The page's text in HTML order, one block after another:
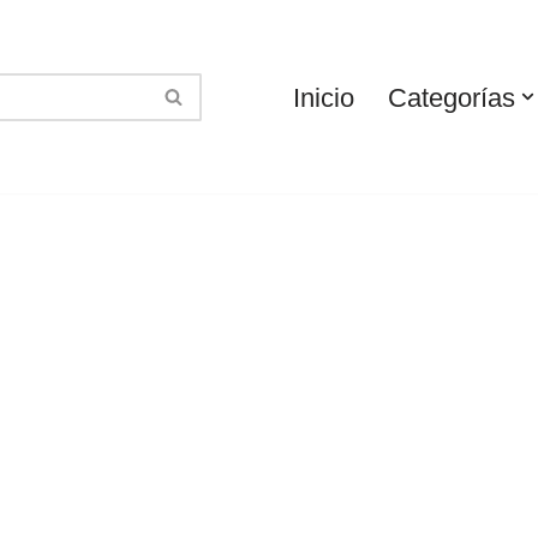
Inicio Categorías